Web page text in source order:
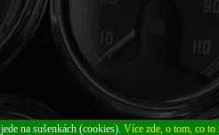
jede na sušenkách (cookies). Více zde, o tom, co to